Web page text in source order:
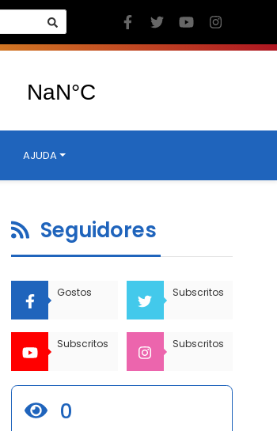
AJUDA
Seguidores
Gostos Subscritos
Subscritos Subscritos
0